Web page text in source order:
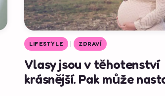
Vlasy jsou v těhotenství
krásnější. Pak může
LIFESTYLE | ZDRAVÍ